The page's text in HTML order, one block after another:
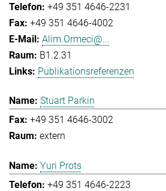
+49 351 4646-2231
+49 351 4646-4002
Alim.Ormeci@...
B1.2.31
Publikationsreferenzen
Stuart Parkin
+49 351 4646-3002
extern
Yuri Prots
+49 351 4646-2223